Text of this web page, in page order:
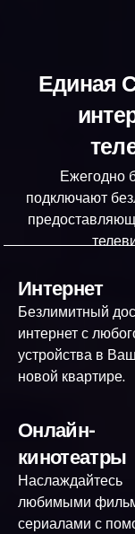
Единая
Ежегодно
подключают
Интернет
Безлимитный
интернет с
устройства в
новой квартире.
Онлайн-
кинотеатры
Наслаждайтесь
любимыми
сериалами с